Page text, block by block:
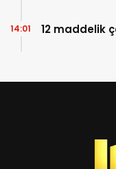
12 maddelik
14:01